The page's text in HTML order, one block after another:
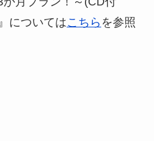
についてはこちら を参照